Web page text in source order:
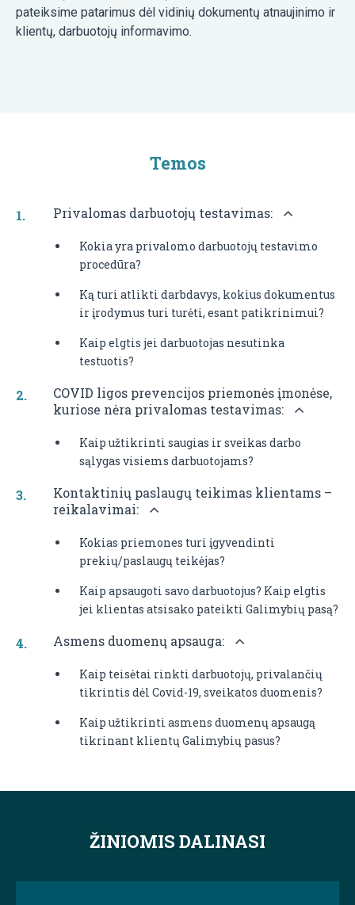
pateiksime patarimus dėl vidinių dokumentų atnaujinimo ir
klientų, darbuotojų informavimo.
Temos
Privalomas darbuotojų testavimas:
Kokia yra privalomo darbuotojų testavimo
procedūra?
Ką turi atlikti darbdavys, kokius dokumentus
ir įrodymus turi turėti, esant patikrinimui?
Kaip elgtis jei darbuotojas nesutinka
testuotis?
COVID ligos prevencijos priemonės įmonėse,
kuriose nėra privalomas testavimas:
Kaip užtikrinti saugias ir sveikas darbo
sąlygas visiems darbuotojams?
Kontaktinių paslaugų teikimas klientams –
reikalavimai:
Kokias priemones turi įgyvendinti
prekių/paslaugų teikėjas?
Kaip apsaugoti savo darbuotojus? Kaip elgtis
jei klientas atsisako pateikti Galimybių pasą?
Asmens duomenų apsauga:
Kaip teisėtai rinkti darbuotojų, privalančių
tikrintis dėl Covid-19, sveikatos duomenis?
Kaip užtikrinti asmens duomenų apsaugą
tikrinant klientų Galimybių pasus?
ŽINIOMIS DALINASI